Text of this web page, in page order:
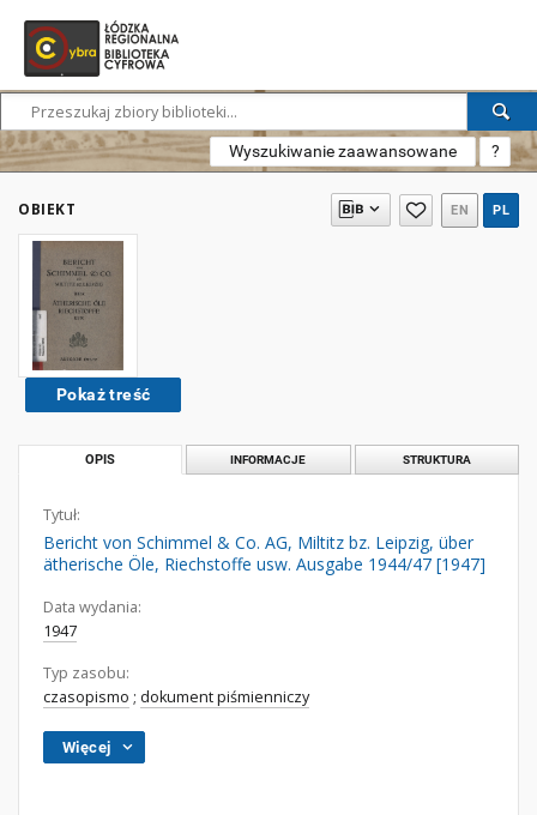
Wyszukiwanie zaawansowane ?
OBIEKT EN PL
Pokaż treść
OPIS INFORMACJE STRUKTURA
Tytuł:
Bericht von Schimmel & Co. AG, Miltitz bz. Leipzig, über
ätherische Öle, Riechstoffe usw. Ausgabe 1944/47 [1947]
Data wydania:
1947
Typ zasobu:
czasopismo ; dokument piśmienniczy
Więcej